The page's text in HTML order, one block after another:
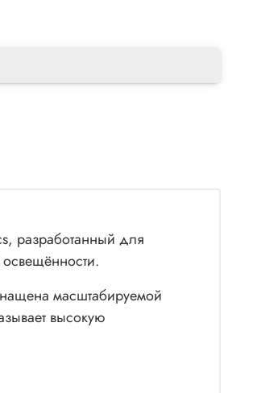
разработанный для
масштабируемой
высокую